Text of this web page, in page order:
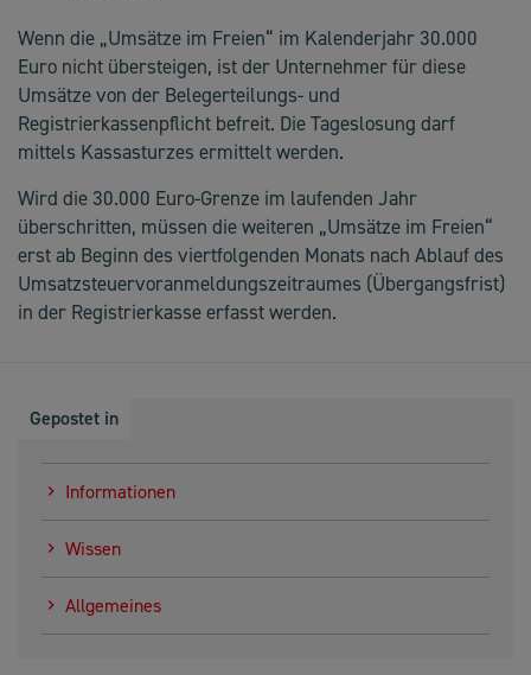
Wenn die „Umsätze im Freien“ im Kalenderjahr 30.000
Euro nicht übersteigen, ist der Unternehmer für diese
Umsätze von der Belegerteilungs- und
Registrierkassenpflicht befreit. Die Tageslosung darf
mittels Kassasturzes ermittelt werden.
Wird die 30.000 Euro-Grenze im laufenden Jahr
überschritten, müssen die weiteren „Umsätze im Freien“
erst ab Beginn des viertfolgenden Monats nach Ablauf des
Umsatzsteuervoranmeldungszeitraumes (Übergangsfrist)
in der Registrierkasse erfasst werden.
Gepostet in
Informationen
Wissen
Allgemeines